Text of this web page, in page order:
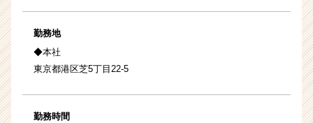
勤務地
◆本社
東京都港区芝5丁目22-5
勤務時間